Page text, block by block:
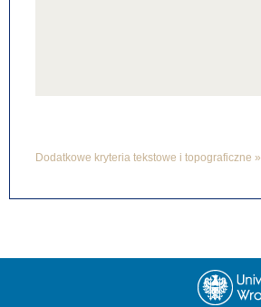
Dodatkowe kryteria tekstowe i topograficzne »